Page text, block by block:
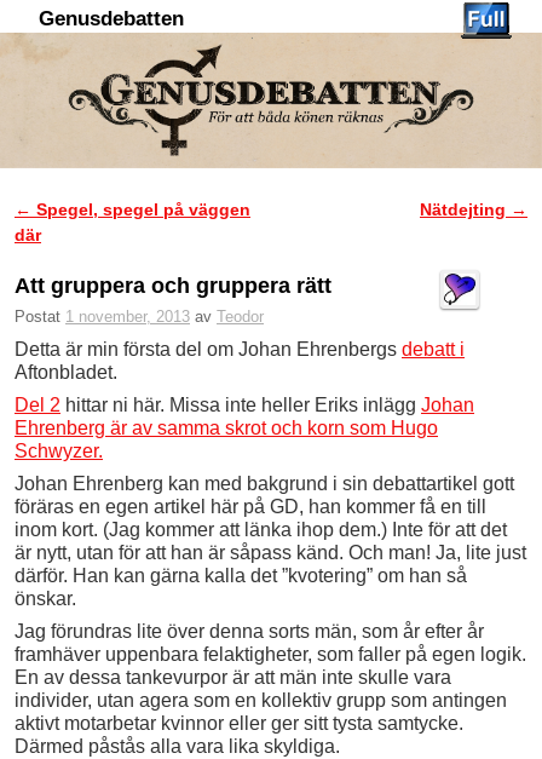
Genusdebatten
Inläggsnavigering
← Spegel, spegel på väggen
där
Nätdejting →
Att gruppera och gruppera rätt
Postat 1 november, 2013 av Teodor
Detta är min första del om Johan Ehrenbergs debatt i
Aftonbladet.
Del 2 hittar ni här. Missa inte heller Eriks inlägg Johan
Ehrenberg är av samma skrot och korn som Hugo
Schwyzer.
Johan Ehrenberg kan med bakgrund i sin debattartikel gott
föräras en egen artikel här på GD, han kommer få en till
inom kort. (Jag kommer att länka ihop dem.) Inte för att det
är nytt, utan för att han är såpass känd. Och man! Ja, lite just
därför. Han kan gärna kalla det ”kvotering” om han så
önskar.
Jag förundras lite över denna sorts män, som år efter år
framhäver uppenbara felaktigheter, som faller på egen logik.
En av dessa tankevurpor är att män inte skulle vara
individer, utan agera som en kollektiv grupp som antingen
aktivt motarbetar kvinnor eller ger sitt tysta samtycke.
Därmed påstås alla vara lika skyldiga.